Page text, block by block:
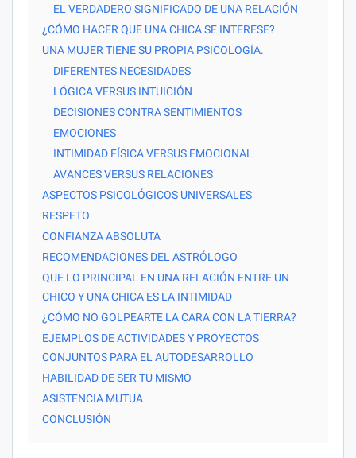
EL VERDADERO SIGNIFICADO DE UNA RELACIÓN
¿CÓMO HACER QUE UNA CHICA SE INTERESE?
UNA MUJER TIENE SU PROPIA PSICOLOGÍA.
DIFERENTES NECESIDADES
LÓGICA VERSUS INTUICIÓN
DECISIONES CONTRA SENTIMIENTOS
EMOCIONES
INTIMIDAD FÍSICA VERSUS EMOCIONAL
AVANCES VERSUS RELACIONES
ASPECTOS PSICOLÓGICOS UNIVERSALES
RESPETO
CONFIANZA ABSOLUTA
RECOMENDACIONES DEL ASTRÓLOGO
QUE LO PRINCIPAL EN UNA RELACIÓN ENTRE UN
CHICO Y UNA CHICA ES LA INTIMIDAD
¿CÓMO NO GOLPEARTE LA CARA CON LA TIERRA?
EJEMPLOS DE ACTIVIDADES Y PROYECTOS
CONJUNTOS PARA EL AUTODESARROLLO
HABILIDAD DE SER TU MISMO
ASISTENCIA MUTUA
CONCLUSIÓN